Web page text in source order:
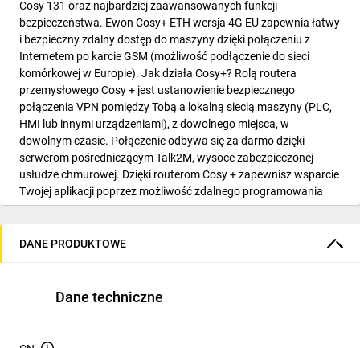
Cosy 131 oraz najbardziej zaawansowanych funkcji
bezpieczeństwa. Ewon Cosy+ ETH wersja 4G EU zapewnia łatwy
i bezpieczny zdalny dostęp do maszyny dzięki połączeniu z
Internetem po karcie GSM (możliwość podłączenie do sieci
komórkowej w Europie). Jak działa Cosy+? Rolą routera
przemysłowego Cosy + jest ustanowienie bezpiecznego
połączenia VPN pomiędzy Tobą a lokalną siecią maszyny (PLC,
HMI lub innymi urządzeniami), z dowolnego miejsca, w
dowolnym czasie. Połączenie odbywa się za darmo dzięki
serwerom pośredniczącym Talk2M, wysoce zabezpieczonej
usłudze chmurowej. Dzięki routerom Cosy + zapewnisz wsparcie
Twojej aplikacji poprzez możliwość zdalnego programowania
PLC lub dostępowi do innych urządzeń w celach gwarancyjnych
pieniądze zaoszczędzone na podróżowaniu do miejsca instalacji
Certyfikat ISO 27001 amp; partnerstwo w zakresie
poprzez szczegółowe dzienniki i raporty. Lokalna kontrola
DANE PRODUKTOWE
Dane techniczne